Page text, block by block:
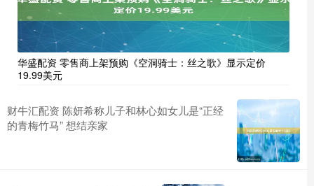
华盛配资 零售商上架预购《空洞骑士：丝之歌》显示定价
19.99美元
财牛汇配资 陈妍希称儿子和林心如女儿是“正经
的青梅竹马” 想结亲家